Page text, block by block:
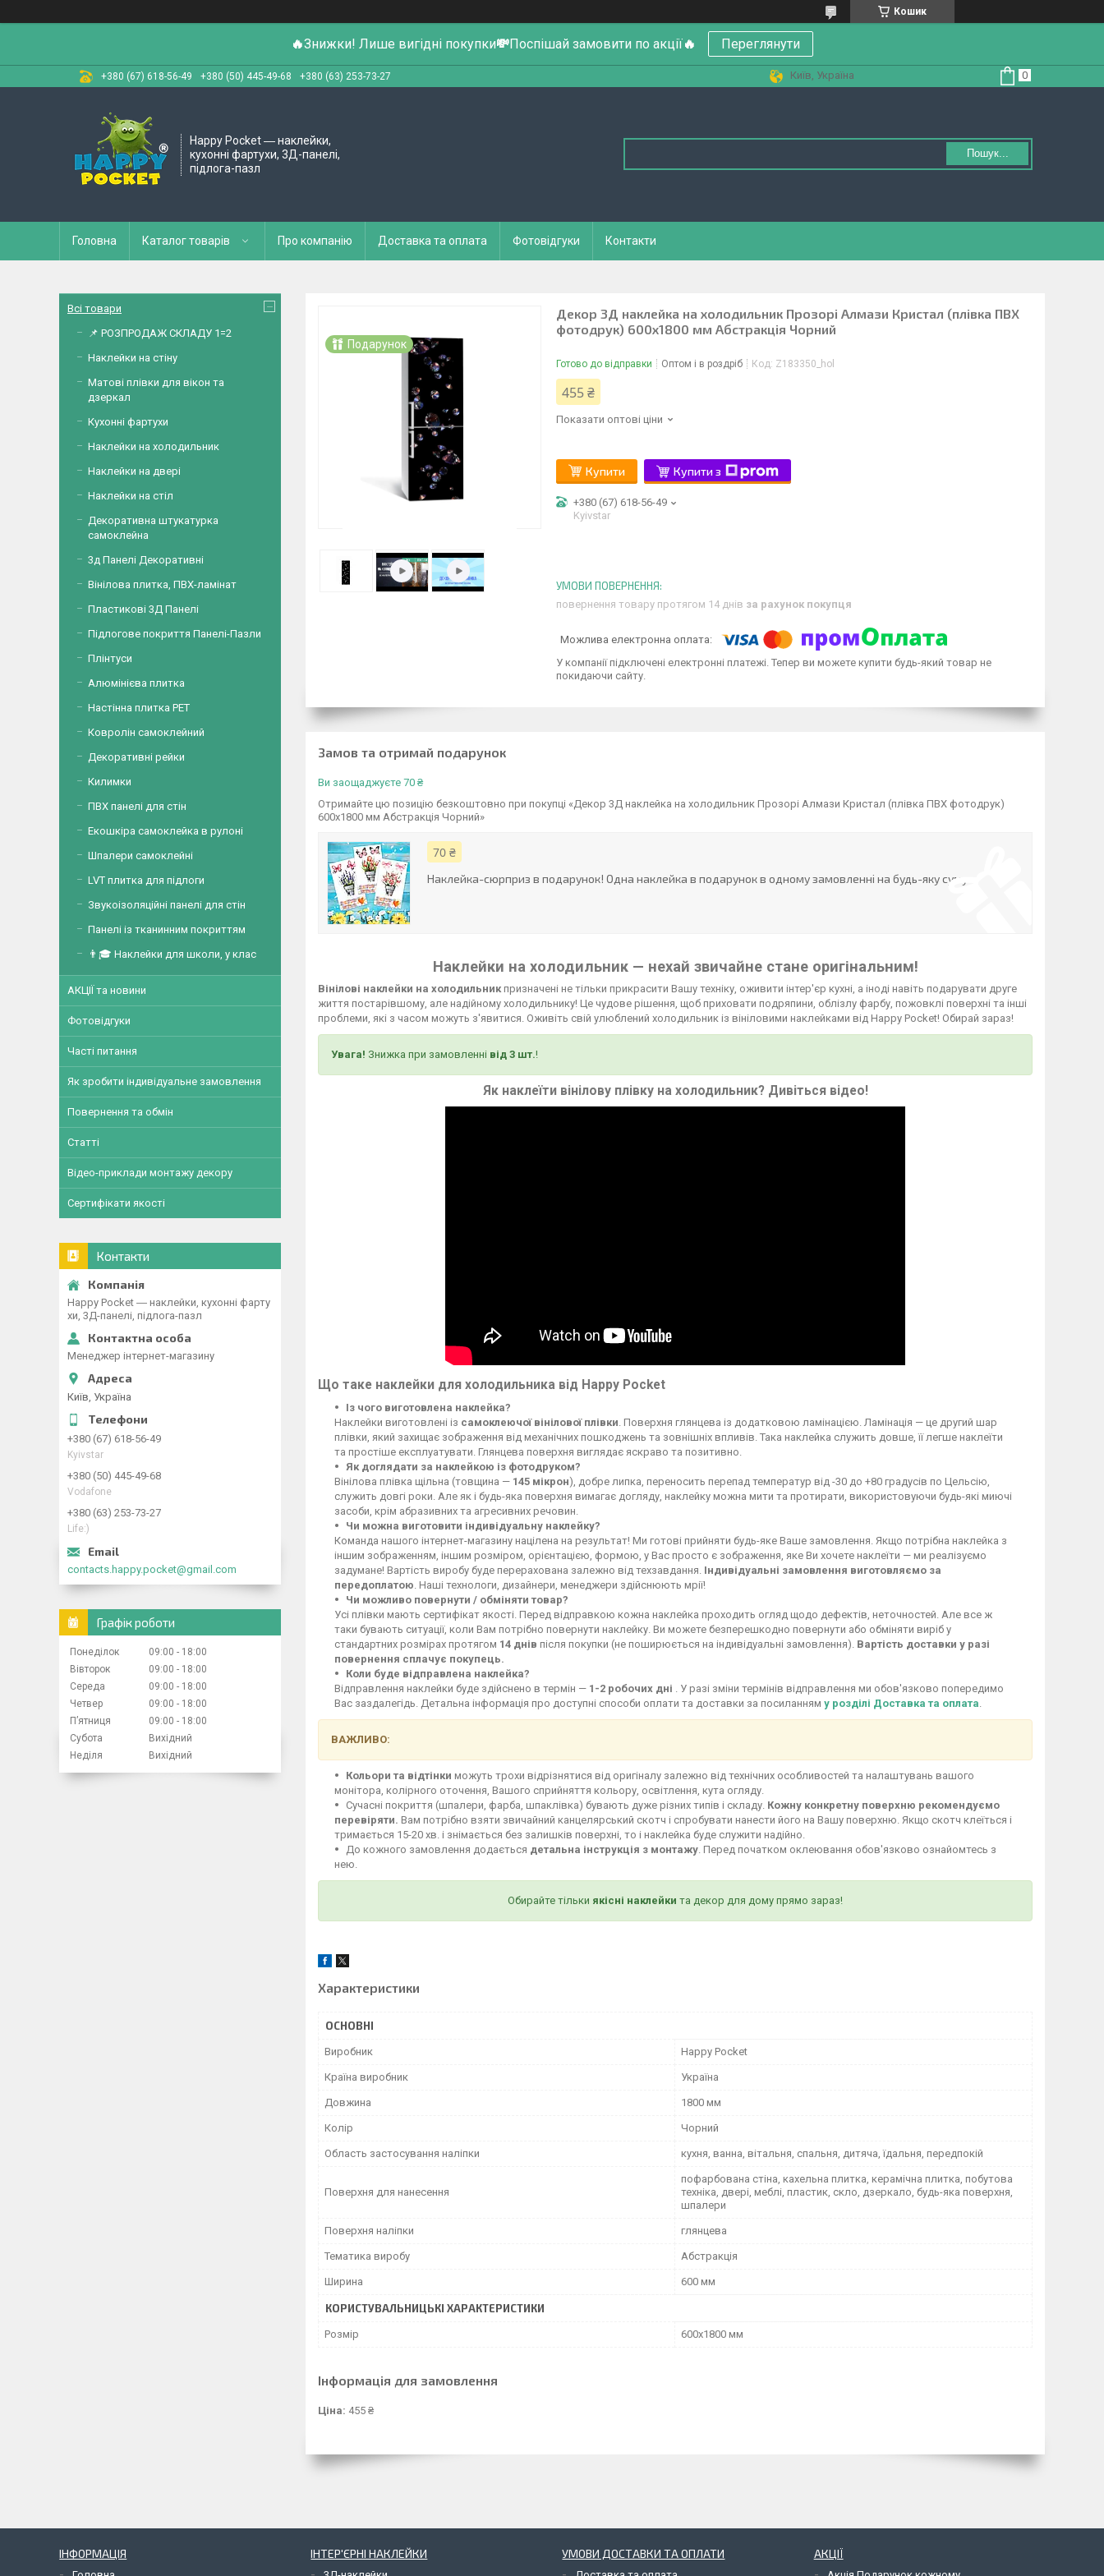
Кошик
🔥Знижки! Лише вигідні покупки💸Поспішай замовити по акції🔥 Переглянути
+380 (67) 618-56-49 +380 (50) 445-49-68 +380 (63) 253-73-27 Київ, Україна
Happy Pocket ― наклейки,
кухонні фартухи, 3Д-панелі,
підлога-пазл
Пошук...
Головна Каталог товарів Про компанію Доставка та оплата Фотовідгуки Контакти
Подарунок
Декор 3Д наклейка на холодильник Прозорі Алмази Кристал (плівка ПВХ
фотодрук) 600х1800 мм Абстракція Чорний
Готово до відправки Оптом і в роздріб Код: Z183350_hol
455 ₴
Показати оптові ціни
Купити Купити з
+380 (67) 618-56-49
Kyivstar
повернення товару протягом 14 днів за рахунок покупця
У компанії підключені електронні платежі. Тепер ви можете купити будь-який товар не
покидаючи сайту.
Замов та отримай подарунок
Ви заощаджуєте 70 ₴
Отримайте цю позицію безкоштовно при покупці «Декор 3Д наклейка на холодильник Прозорі Алмази Кристал (плівка ПВХ фотодрук)
600х1800 мм Абстракція Чорний»
70 ₴
Наклейка-сюрприз в подарунок! Одна наклейка в подарунок в одному замовленні на будь-яку суму
Наклейки на холодильник — нехай звичайне стане оригінальним!
Вінілові наклейки на холодильник призначені не тільки прикрасити Вашу техніку, оживити інтер'єр кухні, а іноді навіть подарувати друге
життя постарівшому, але надійному холодильнику! Це чудове рішення, щоб приховати подряпини, облізлу фарбу, пожовклі поверхні та інші
проблеми, які з часом можуть з'явитися. Оживіть свій улюблений холодильник із вініловими наклейками від Happy Pocket! Обирай зараз!
Увага! Знижка при замовленні від 3 шт.!
Як наклеїти вінілову плівку на холодильник? Дивіться відео!
Що таке наклейки для холодильника від Happy Pocket
Із чого виготовлена наклейка?
Наклейки виготовлені із самоклеючої вінілової плівки . Поверхня глянцева із додатковою ламінацією. Ламінація — це другий шар
плівки, який захищає зображення від механічних пошкоджень та зовнішніх впливів. Така наклейка служить довше, її легше наклеїти
та простіше експлуатувати. Глянцева поверхня виглядає яскраво та позитивно.
Як доглядати за наклейкою із фотодруком?
Вінілова плівка щільна (товщина — 145 мікрон), добре липка, переносить перепад температур від -30 до +80 градусів по Цельсію,
служить довгі роки. Але як і будь-яка поверхня вимагає догляду, наклейку можна мити та протирати, використовуючи будь-які миючі
засоби, крім абразивних та агресивних речовин.
Чи можна виготовити індивідуальну наклейку?
Команда нашого інтернет-магазину націлена на результат! Ми готові прийняти будь-яке Ваше замовлення. Якщо потрібна наклейка з
іншим зображенням, іншим розміром, орієнтацією, формою, у Вас просто є зображення, яке Ви хочете наклеїти — ми реалізуємо
задумане! Вартість виробу буде перерахована залежно від техзавдання. Індивідуальні замовлення виготовляємо за
передоплатою . Наші технологи, дизайнери, менеджери здійснюють мрії!
Чи можливо повернути / обміняти товар?
Усі плівки мають сертифікат якості. Перед відправкою кожна наклейка проходить огляд щодо дефектів, неточностей. Але все ж
таки бувають ситуації, коли Вам потрібно повернути наклейку. Ви можете безперешкодно повернути або обміняти виріб у
стандартних розмірах протягом 14 днів після покупки (не поширюється на індивідуальні замовлення). Вартість доставки у разі
повернення сплачує покупець.
Коли буде відправлена наклейка?
Відправлення наклейки буде здійснено в термін — 1-2 робочих дні . У разі зміни термінів відправлення ми обов'язково попередимо
Вас заздалегідь. Детальна інформація про доступні способи оплати та доставки за посиланням у розділі Доставка та оплата
ВАЖЛИВО:
Кольори та відтінки можуть трохи відрізнятися від оригіналу залежно від технічних особливостей та налаштувань вашого
монітора, колірного оточення, Вашого сприйняття кольору, освітлення, кута огляду.
Сучасні покриття (шпалери, фарба, шпаклівка) бувають дуже різних типів і складу. Кожну конкретну поверхню рекомендуємо
перевіряти. Вам потрібно взяти звичайний канцелярський скотч і спробувати нанести його на Вашу поверхню. Якщо скотч клеїться і
тримається 15-20 хв. і знімається без залишків поверхні, то і наклейка буде служити надійно.
До кожного замовлення додається детальна інструкція з монтажу . Перед початком оклеювання обов'язково ознайомтесь з
нею.
Обирайте тільки якісні наклейки та декор для дому прямо зараз!
Характеристики
ОСНОВНІ
Виробник Happy Pocket
Країна виробник Україна
Довжина 1800 мм
Колір Чорний
Область застосування наліпки кухня, ванна, вітальня, спальня, дитяча, їдальня, передпокій
Поверхня для нанесення
пофарбована стіна, кахельна плитка, керамічна плитка, побутова
техніка, двері, меблі, пластик, скло, дзеркало, будь-яка поверхня,
шпалери
Поверхня наліпки глянцева
Тематика виробу Абстракція
Ширина 600 мм
КОРИСТУВАЛЬНИЦЬКІ ХАРАКТЕРИСТИКИ
Розмір 600х1800 мм
Інформація для замовлення
Ціна: 455 ₴
Всі товари
📌 РОЗПРОДАЖ СКЛАДУ 1=2
Наклейки на стіну
Матові плівки для вікон та
дзеркал
Кухонні фартухи
Наклейки на холодильник
Наклейки на двері
Наклейки на стіл
Декоративна штукатурка
самоклейна
3д Панелі Декоративні
Вінілова плитка, ПВХ-ламінат
Пластикові 3Д Панелі
Підлогове покриття Панелі-Пазли
Плінтуси
Алюмінієва плитка
Настінна плитка PET
Ковролін самоклейний
Декоративні рейки
Килимки
ПВХ панелі для стін
Екошкіра самоклейка в рулоні
Шпалери самоклейні
LVT плитка для підлоги
Звукоізоляційні панелі для стін
Панелі із тканинним покриттям
👨🎓 Наклейки для школи, у клас
АКЦІЇ та новини
Фотовідгуки
Часті питання
Як зробити індивідуальне замовлення
Повернення та обмін
Статті
Відео-приклади монтажу декору
Сертифікати якості
Контакти
Happy Pocket ― наклейки, кухонні фарту
хи, 3Д-панелі, підлога-пазл
Менеджер інтернет-магазину
Київ, Україна
+380 (67) 618-56-49
Kyivstar
+380 (50) 445-49-68
Vodafone
+380 (63) 253-73-27
Life:)
contacts.happy.pocket@gmail.com
Графік роботи
Понеділок 09:00
18:00
Вівторок
09:00
18:00
Середа
09:00
18:00
Четвер
09:00
18:00
Пʼятниця
09:00
18:00
Субота
Вихідний
Неділя
Вихідний
ІНФОРМАЦІЯ ІНТЕР'ЄРНІ НАКЛЕЙКИ УМОВИ ДОСТАВКИ ТА ОПЛАТИ АКЦІЇ